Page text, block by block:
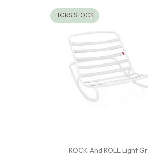
ROCK And ROLL Light
HORS STOCK